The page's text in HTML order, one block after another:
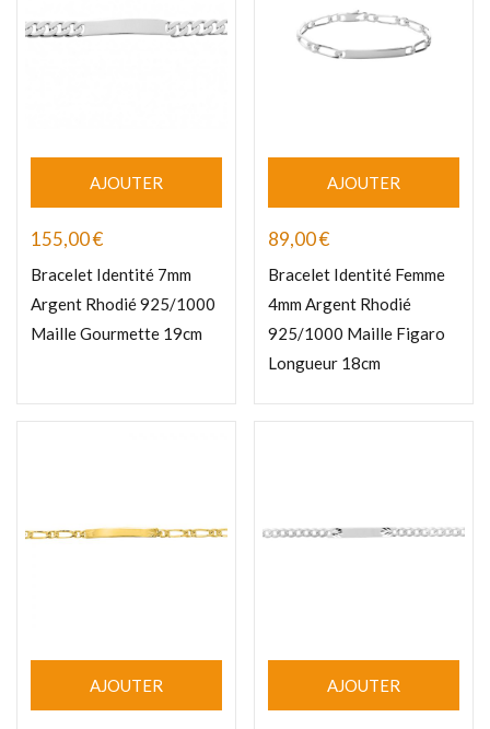
AJOUTER
155,00€
Bracelet Identité 7mm
Argent Rhodié 925/1000
Maille Gourmette 19cm
AJOUTER
89,00€
Bracelet Identité Femme
4mm Argent Rhodié
925/1000 Maille Figaro
Longueur 18cm
AJOUTER AJOUTER